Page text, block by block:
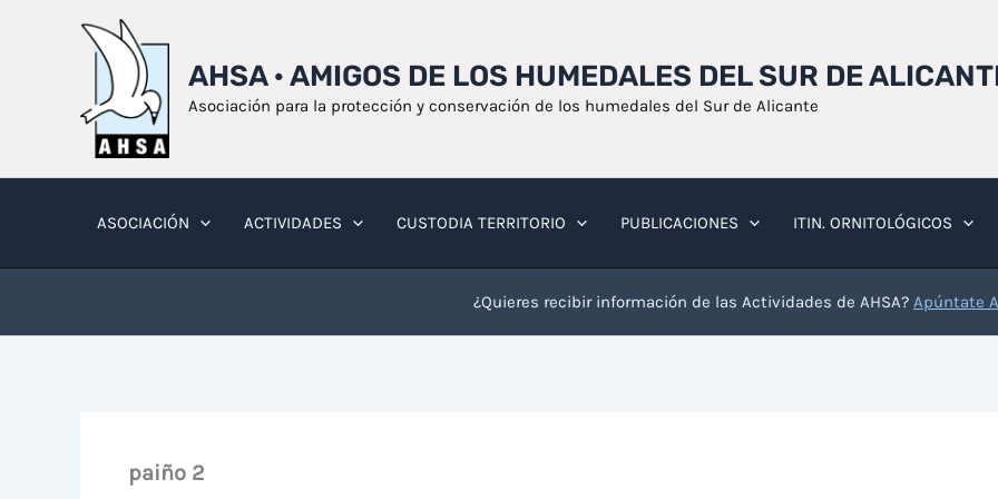
AHSA · AMIGOS DE LOS HUMEDALES DEL SUR DE
Asociación para la protección y conservación de los humedales del Sur de Alicante
ASOCIACIÓN ACTIVIDADES CUSTODIA TERRITORIO PUBLICACIONES ITIN. ORNITOLÓGICOS
¿Quieres recibir información de las Actividades de AHSA? Apúntate
paiño 2